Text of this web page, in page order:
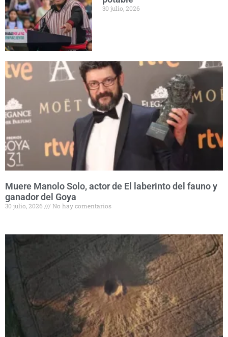
30 julio, 2026
Muere Manolo Solo, actor de El laberinto del fauno y
ganador del Goya
30 julio, 2026 No hay comentarios